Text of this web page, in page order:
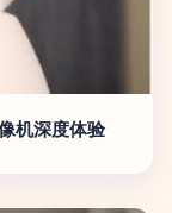
机深度体验